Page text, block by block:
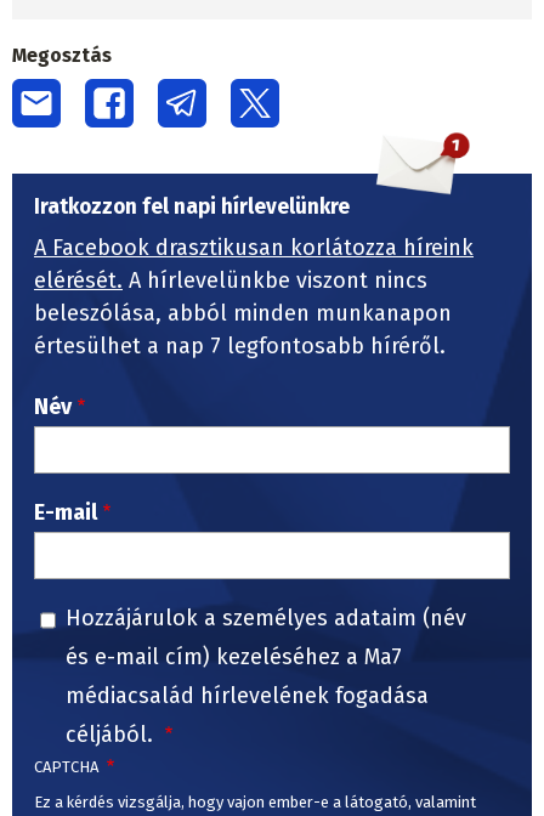
Megosztás
Iratkozzon fel napi hírlevelünkre
A Facebook drasztikusan korlátozza híreink
elérését. A hírlevelünkbe viszont nincs
beleszólása, abból minden munkanapon
értesülhet a nap 7 legfontosabb híréről.
Név
E-mail
Hozzájárulok a személyes adataim (név
és e-mail cím) kezeléséhez a Ma7
médiacsalád hírlevelének fogadása
céljából.
CAPTCHA
Ez a kérdés vizsgálja, hogy vajon ember-e a látogató, valamint